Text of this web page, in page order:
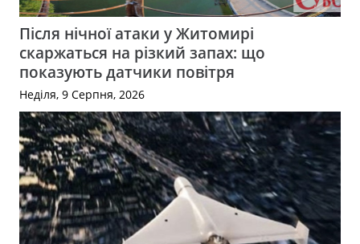
Після нічної атаки у Житомирі
скаржаться на різкий запах: що
показують датчики повітря
Неділя, 9 Серпня, 2026